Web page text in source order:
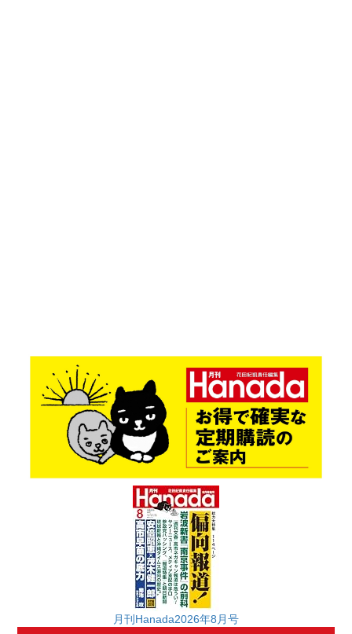
月刊Hanada2026年8月号